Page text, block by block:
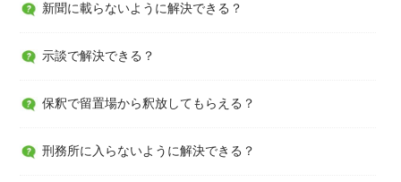
新聞に載らないように解決できる？
示談で解決できる？
保釈で留置場から釈放してもらえる？
刑務所に入らないように解決できる？